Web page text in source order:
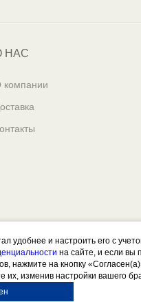
НАС
компании
удобнее и настроить его с
на сайте, и если вы
нажмите на кнопку
их, изменив настройки вашего